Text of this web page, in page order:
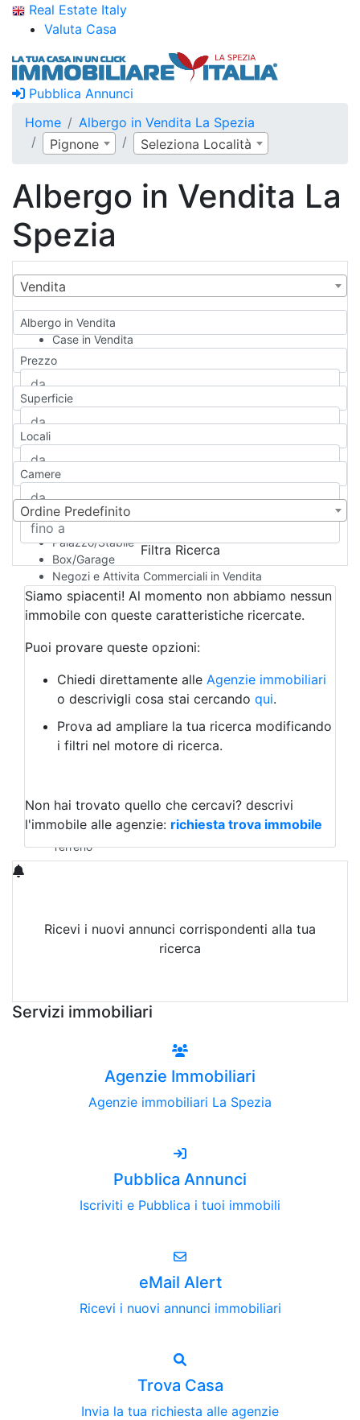
Real Estate Italy
Valuta Casa
Pubblica Annunci
Home
Albergo in Vendita La Spezia
Pignone
Seleziona Località
Albergo in Vendita La
Spezia
Vendita
Albergo in Vendita
Case in Vendita
Qualsiasi
Appartamento
Casa indipendente
Casa Semi-indipendente
Attico/Mansarda
Rustico/Casale
Camera d'Albergo
Multiproprietà
Palazzo/Stabile
Box/Garage
Negozi e Attivita Commerciali in Vendita
Qualsiasi
Attività/Licenza Commerciale
Azienda Agricola
Bar/Ristorante
Albergo
Laboratorio Artigianale
Negozio/locale commerciale
Agriturismo
Magazzini
Qualsiasi
Terreno edificabile
Terreno
Prezzo
Superficie
Locali
Camere
Ordine Predefinito
Filtra Ricerca
Siamo spiacenti! Al momento non abbiamo nessun
immobile con queste caratteristiche ricercate.
Puoi provare queste opzioni:
Chiedi direttamente alle Agenzie immobiliari
o descrivigli cosa stai cercando qui.
Prova ad ampliare la tua ricerca modificando
i filtri nel motore di ricerca.
Non hai trovato quello che cercavi? descrivi
l'immobile alle agenzie: richiesta trova immobile
Ricevi i nuovi annunci corrispondenti alla tua
ricerca
Servizi immobiliari
Agenzie Immobiliari
Agenzie immobiliari La Spezia
Pubblica Annunci
Iscriviti e Pubblica i tuoi immobili
eMail Alert
Ricevi i nuovi annunci immobiliari
Trova Casa
Invia la tua richiesta alle agenzie